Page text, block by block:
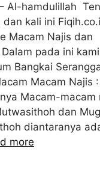
Al-hamdulillah
kali ini
Macam Najis dan
pada ini
Bangkai
Macam Najis
Macam-macam
dan
diantaranya
more